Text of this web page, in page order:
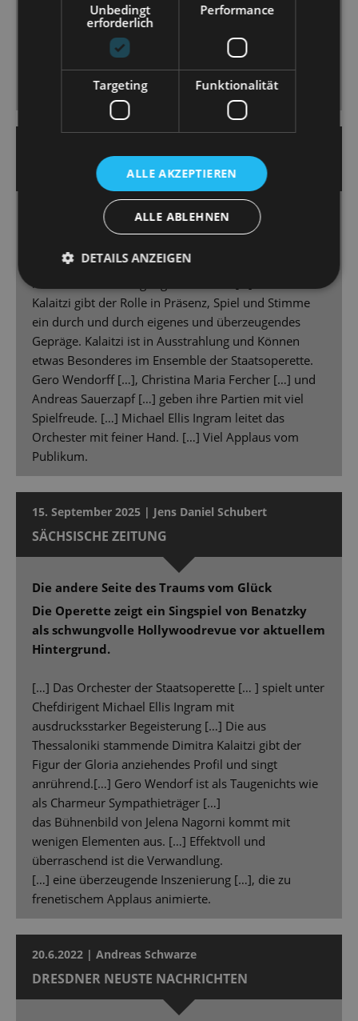
Idee der „Hollywood Harmonists“, sieben männliche
Chorgesang à la Comedian Harmonists bieten und
witzig choreografierte Bewegungsabläufe, die man
sich gern anschaut.
DRESDNER MORGENPOST
Einsame Diva
„Kinostar!“ startet die Staatsoperette Dresden ihre
neue Saison auf vergnügliche Weise. […] Dimitra
Kalaitzi gibt der Rolle in Präsenz, Spiel und Stimme
ein durch und durch eigenes und überzeugendes
Gepräge. Kalaitzi ist in Ausstrahlung und Können
etwas Besonderes im Ensemble der Staatsoperette.
Gero Wendorff […], Christina Maria Fercher […] und
Andreas Sauerzapf […] geben ihre Partien mit viel
Spielfreude. […] Michael Ellis Ingram leitet das
Orchester mit feiner Hand. […] Viel Applaus vom
Publikum.
15. September 2025 | Jens Daniel Schubert
SÄCHSISCHE ZEITUNG
Die andere Seite des Traums vom Glück
Die Operette zeigt ein Singspiel von Benatzky
als schwungvolle Hollywoodrevue vor aktuellem
Hintergrund.
[…] Das Orchester der Staatsoperette [… ] spielt unter
Chefdirigent Michael Ellis Ingram mit
ausdrucksstarker Begeisterung […] Die aus
Thessaloniki stammende Dimitra Kalaitzi gibt der
Figur der Gloria anziehendes Profil und singt
anrührend.[…] Gero Wendorf ist als Taugenichts wie
als Charmeur Sympathieträger […]
das Bühnenbild von Jelena Nagorni kommt mit
wenigen Elementen aus. […] Effektvoll und
überraschend ist die Verwandlung.
[…] eine überzeugende Inszenierung […], die zu
frenetischem Applaus animierte.
20.6.2022 | Andreas Schwarze
DRESDNER NEUSTE NACHRICHTEN
Unbedingt
erforderlich
Performance
Targeting Funktionalität
ALLE AKZEPTIEREN
ALLE ABLEHNEN
DETAILS ANZEIGEN